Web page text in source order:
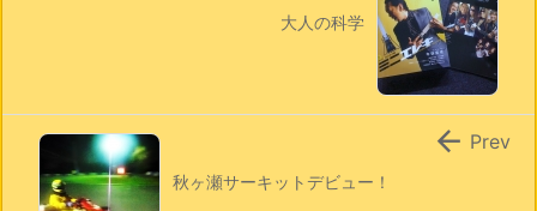
大人の科学
秋ヶ瀬サーキットデビュー！
 Prev